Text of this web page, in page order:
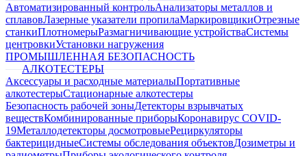
Автоматизированный контрольАнализаторы металлов и
сплавовЛазерные указатели пропилаМаркировщикиОтрезные
станкиПлотномерыРазмагничивающие устройстваСистемы
центровкиУстановки нагружения
ПРОМЫШЛЕННАЯ БЕЗОПАСНОСТЬ
АЛКОТЕСТЕРЫ
Аксессуары и расходные материалыПортативные
алкотестерыСтационарные алкотестеры
Безопасность рабочей зоныДетекторы взрывчатых
веществКомбинированные приборыКоронавирус COVID-
19Металлодетекторы досмотровыеРециркуляторы
бактерицидныеСистемы обследования объектовДозиметры и